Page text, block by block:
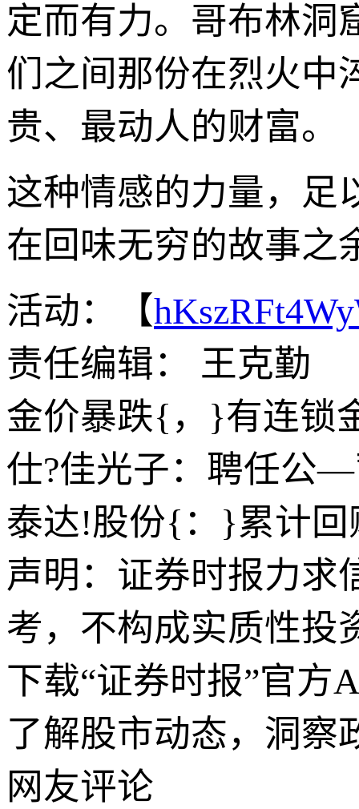
定而有力。哥布林洞
们之间那份在烈火中
贵、最动人的财富。
这种情感的力量，足
在回味无穷的故事之
活动：【
责任编辑： 王克勤
金价暴跌{，}有连锁
仕?佳光子：聘任公
泰达!股份{：}累计回
声明：证券时报力求
考，不构成实质性投
下载“证券时报”官方
了解股市动态，洞察
网友评论